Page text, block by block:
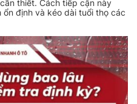
thiết. Cách tiếp cận này
định và kéo dài tuổi thọ các